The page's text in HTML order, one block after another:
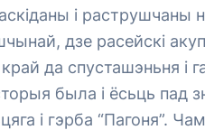
і раструшчаны
дзе расейскі
да спусташэньня і
была і ёсьць пад
і гэрба “Пагоня”.